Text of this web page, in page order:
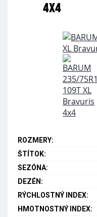
4X4
ROZMERY:
ŠTÍTOK:
SEZÓNA:
DEZÉN:
RÝCHLOSTNÝ INDEX:
HMOTNOSTNÝ INDEX: